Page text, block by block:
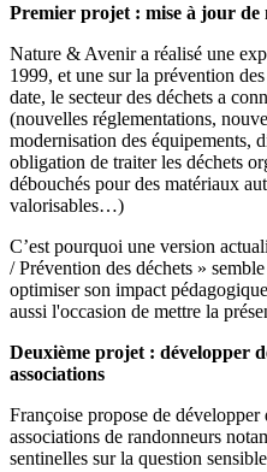
Premier projet : mise à jour de
Nature & Avenir a réalisé une
1999, et une sur la prévention
date, le secteur des déchets a
(nouvelles réglementations,
modernisation des équipements,
obligation de traiter les déchets
débouchés pour des matériaux
valorisables…)
C’est pourquoi une version
/ Prévention des déchets »
optimiser son impact
aussi l'occasion de mettre la
Deuxième projet : développer
associations
Françoise propose de développer
associations de randonneurs
sentinelles sur la question